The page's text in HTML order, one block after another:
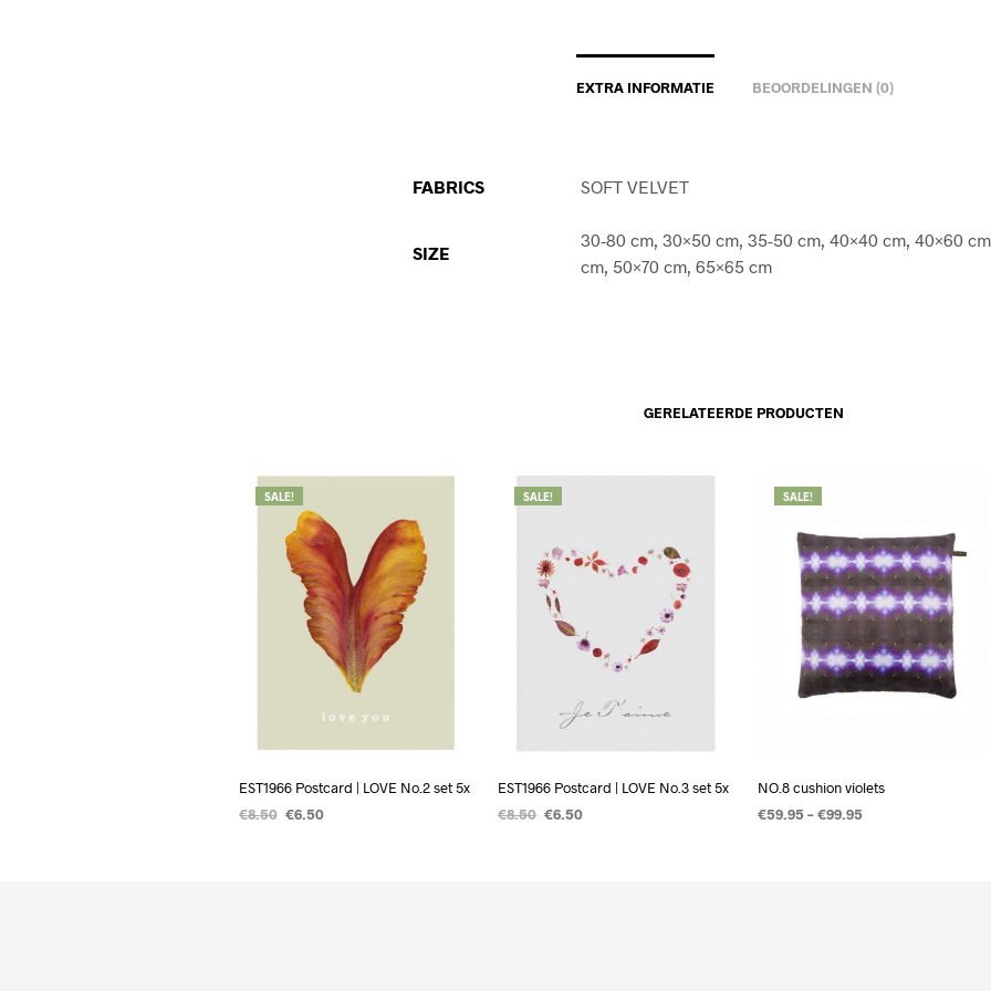
EXTRA INFORMATIE BEOORDELINGEN (0)
FABRICS SOFT VELVET
SIZE
30-80 cm, 30×50 cm, 35-50 cm, 40×40 cm, 40×60
cm, 50×70 cm, 65×65 cm
GERELATEERDE PRODUCTEN
SALE!
EST1966 Postcard | LOVE No.2 set 5x
€8.50 €6.50
SALE!
EST1966 Postcard | LOVE No.3 set 5x
€8.50 €6.50
SALE!
NO.8 cushion violets
€59.95–€99.95